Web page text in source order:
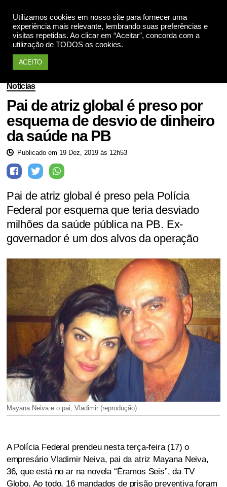
Utilizamos cookies em nosso site para fornecer uma
experiência mais relevante, lembrando suas preferências e
visitas repetidas. Ao clicar em “Aceitar”, concorda com a
utilização de TODOS os cookies.
ACEITO
Notícias
Pai de atriz global é preso por
esquema de desvio de dinheiro
da saúde na PB
Publicado em 19 Dez, 2019 às 12h53
Pai de atriz global é preso pela Polícia
Federal por esquema que teria desviado
milhões da saúde pública na PB. Ex-
governador é um dos alvos da operação
Mayana Neiva e o pai, Vladimir (reprodução)
A Polícia Federal prendeu nesta terça-feira (17) o
empresário Vladimir Neiva, pai da atriz Mayana Neiva,
36, que está no ar na novela “Éramos Seis”, da TV
Globo. Ao todo, 16 mandados de prisão preventiva foram